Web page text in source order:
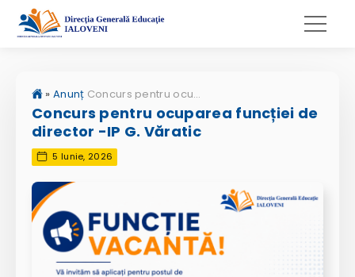
» Anunț Concurs pentru ocuparea funcției de director -IP G. Văratic
Concurs pentru ocuparea funcției de
director -IP G. Văratic
5 Iunie, 2026